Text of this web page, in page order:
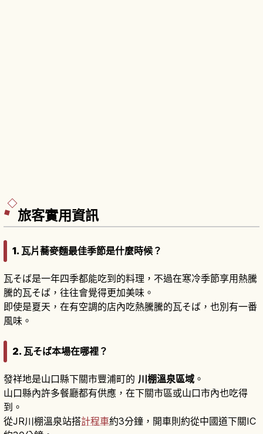
旅客實用資訊
1. 瓦片蕎麥麵最佳季節是什麼時候？
瓦そば是一年四季都能吃到的料理，不過在寒冷季節享用熱騰
騰的瓦そば，往往會覺得更加美味。
即使是夏天，在有空調的店內吃熱騰騰的瓦そば，也別有一番
風味。
2. 瓦そば本場在哪裡？
發祥地是山口縣下關市豐浦町的 川棚溫泉區域 。
山口縣內許多餐廳都有供應，在下關市區或山口市內也吃得
到。
從JR川棚溫泉站搭計程車約3分鐘，開車則約從中國道下關IC